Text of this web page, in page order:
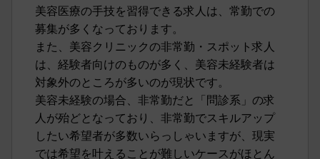
美容医療の手技を習得できる求人は、常勤での
募集が多くなっております。
また、美容クリニックの非常勤・スポット求人
は、経験者向けのものが多く、美容未経験者は
対象外のところが多いのが現状です。
美容未経験の場合、非常勤だと「問診系」の求
人が殆どとなっており、非常勤でスキルアップ
したい希望者が多数いらっしゃいますが、現実
では希望を叶えることが難しいケースがほとん